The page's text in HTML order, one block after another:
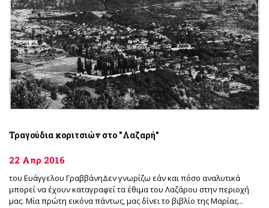
Τραγούδια κοριτσιών στο "Λαζαρή"
22 Απρ 2016
του Ευάγγελου ΓραββάνηΔεν γνωρίζω εάν και πόσο αναλυτικά
μπορεί να έχουν καταγραφεί τα έθιμα του Λαζάρου στην περιοχή
μας. Μία πρώτη εικόνα πάντως, μας δίνει το βιβλίο της Μαρίας...